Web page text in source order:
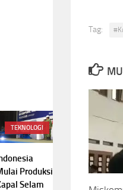
Tag:
TEKNOLOGI
Produksi
Selam